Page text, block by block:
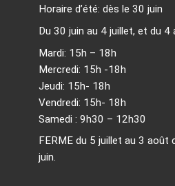
Horaire d’été: dès le 30 juin
Du 30 juin au 4 juillet, et du
Mardi: 15h – 18h
Mercredi: 15h -18h
Jeudi: 15h- 18h
Vendredi: 15h- 18h
Samedi : 9h30 – 12h30
FERME du 5 juillet au 3 août
juin.